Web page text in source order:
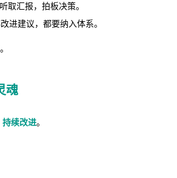
取汇报，拍板决策。
进建议，都要纳入体系。
魂
持续改进。